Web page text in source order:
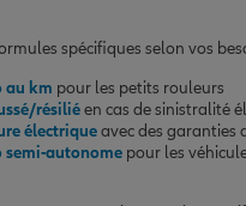
spécifiques selon vos
au km pour les petits rouleurs
résiliéen cas de sinistralité
électriqueavec des garanties
semi-autonome pour les